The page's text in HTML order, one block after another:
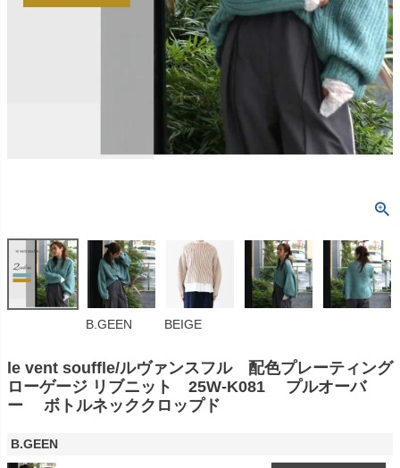
B.GEEN BEIGE
le vent souffle/ルヴァンスフル 配色プレーティング
ローゲージ リブニット 25W-K081 プルオーバ
ー ボトルネッククロップド
B.GEEN